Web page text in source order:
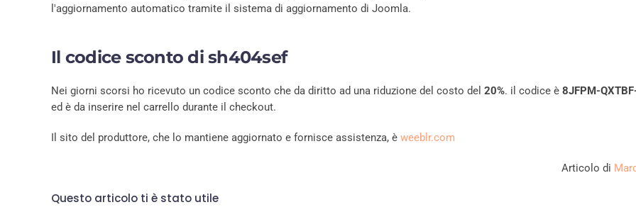
l'aggiornamento automatico tramite il sistema di aggiornamento di Joomla.
Il codice sconto di sh404sef
Nei giorni scorsi ho ricevuto un codice sconto che da diritto ad una riduzione del costo del 20%. il codice è 8JFPM-
ed è da inserire nel carrello durante il checkout.
Il sito del produttore, che lo mantiene aggiornato e fornisce assistenza, è weeblr.com
Articolo di
Questo articolo ti è stato utile